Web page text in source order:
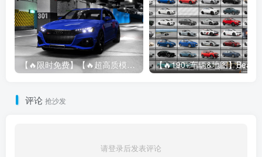
【🔥限时免费】【🔥超高质模组】2022 奥迪 A4/S4/RS4 Avant 2.61
评论 抢沙发
请登录后发表评论